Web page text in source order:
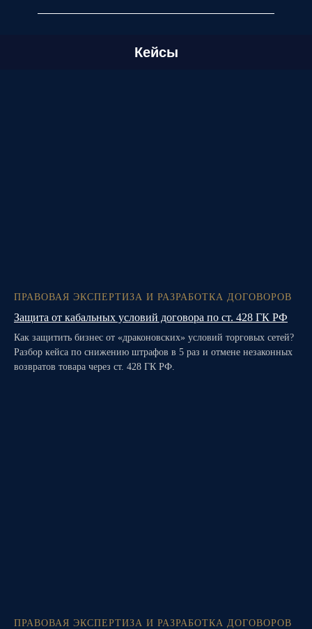
Кейсы
ПРАВОВАЯ ЭКСПЕРТИЗА И РАЗРАБОТКА ДОГОВОРОВ
Защита от кабальных условий договора по ст. 428 ГК РФ
Как защитить бизнес от «драконовских» условий торговых сетей?
Разбор кейса по снижению штрафов в 5 раз и отмене незаконных
возвратов товара через ст. 428 ГК РФ.
ПРАВОВАЯ ЭКСПЕРТИЗА И РАЗРАБОТКА ДОГОВОРОВ